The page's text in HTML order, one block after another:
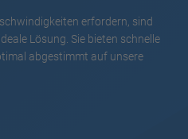
erfordern, sind
Lösung. Sie bieten schnelle
abgestimmt auf unsere